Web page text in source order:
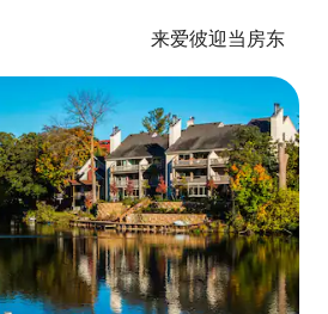
来爱彼迎当房东